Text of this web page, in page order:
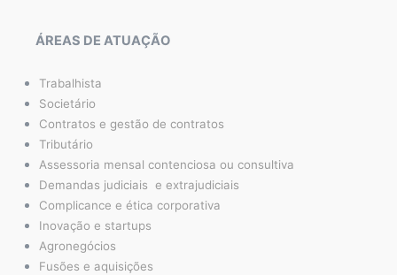
ÁREAS DE ATUAÇÃO
Trabalhista
Societário
Contratos e gestão de contratos
Tributário
Assessoria mensal contenciosa ou consultiva
Demandas judiciais e extrajudiciais
Complicance e ética corporativa
Inovação e startups
Agronegócios
Fusões e aquisições